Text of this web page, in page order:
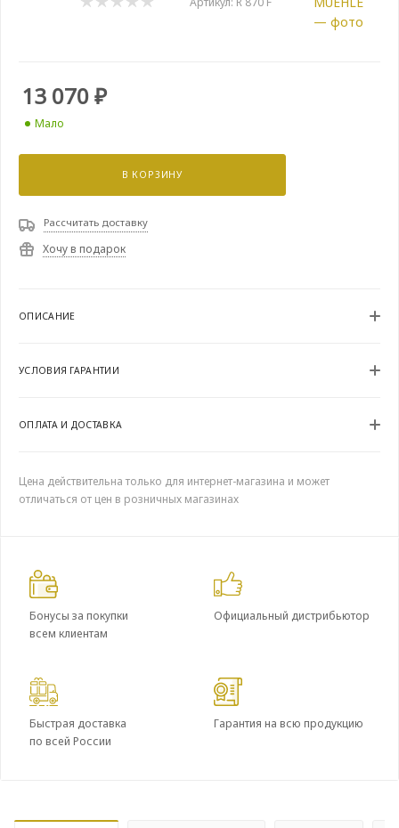
13 070₽
Мало
В КОРЗИНУ
Рассчитать доставку
Хочу в подарок
ОПИСАНИЕ
УСЛОВИЯ ГАРАНТИИ
ОПЛАТА И ДОСТАВКА
Цена действительна только для интернет-магазина и может
отличаться от цен в розничных магазинах
Бонусы за покупки
всем клиентам
Официальный дистрибьютор
Быстрая доставка
по всей России
Гарантия на всю продукцию